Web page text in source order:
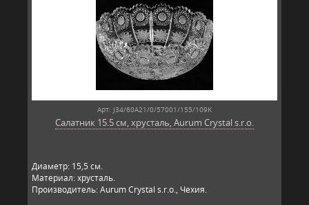
Арт: J34/60A21/0/57001/155/109K
Салатник 15.5 см, хрусталь, Aurum Crystal s.r.o.
Диаметр: 15,5 см.
Материал: хрусталь.
Производитель: Aurum Crystal s.r.o., Чехия.